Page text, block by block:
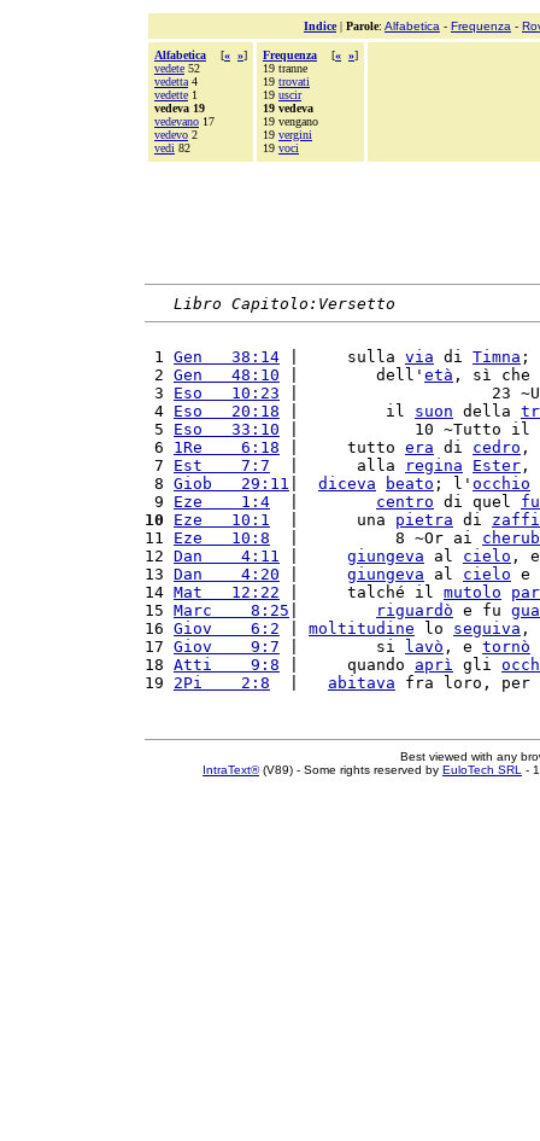
Indice| Parole: Alfabetica - Frequenza -
Alfabetica [« »]
vedete 52
vedetta 4
vedette 1
vedeva 19
vedevano 17
vedevo 2
vedi 82
Frequenza [« »]
19 tranne
19 trovati
19 uscir
19 vedeva
19 vengano
19 vergini
19 voci
Libro Capitolo:Versetto
1 Gen   38:14 |     sulla via di Timna ;
2 Gen   48:10 |        dell' età , sì che
3 Eso   10:23 |                    23
4 Eso   20:18 |         il suon della
5 Eso   33:10 |            10 ~Tutto il
6 1Re    6:18 |     tutto era di cedro ,
7 Est    7:7
  |      alla
regina Ester ,
8 Giob   29:11 diceva beato ; l' occhio
9 Eze    1:4 centro di quel
10
Eze   10:1
  |      una
pietra di
11 Eze   10:8
  |          8 ~Or ai
12 Dan    4:11 giungeva al cielo ,
13 Dan    4:20 giungeva al cielo e
14 Mat   12:22 |     talché il mutolo
15 Marc    8:25 riguardò e fu
16 Giov    6:2 moltitudine lo seguiva ,
17 Giov    9:7 |        si lavò , e tornò
18 Atti    9:8 |     quando aprì gli
19 2Pi    2:8 abitava fra loro, per
Best viewed with any
IntraText®(V89) - Some rights reserved by EuloTech SRL -